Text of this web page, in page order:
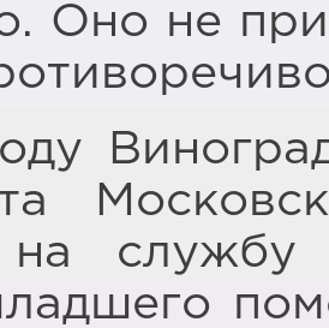
Оно не
на службу